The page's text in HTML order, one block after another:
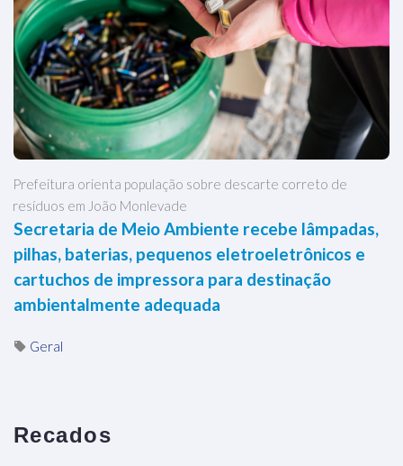
Prefeitura orienta população sobre descarte correto de
resíduos em João Monlevade
Secretaria de Meio Ambiente recebe lâmpadas,
pilhas, baterias, pequenos eletroeletrônicos e
cartuchos de impressora para destinação
ambientalmente adequada
Geral
Recados